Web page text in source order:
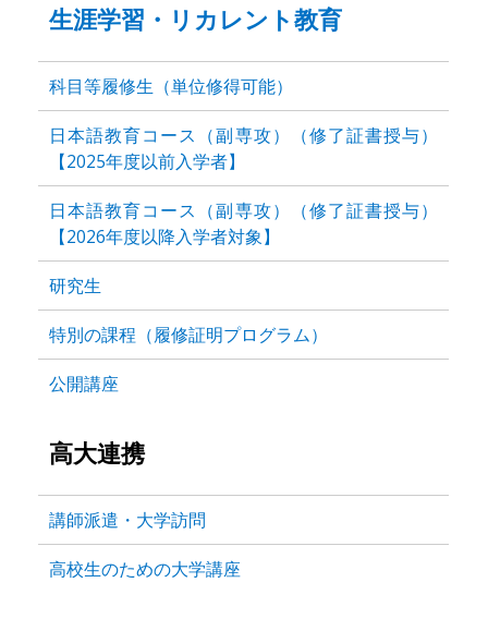
生涯学習・リカレント教育
科目等履修生（単位修得可能）
日本語教育コース（副専攻）（修了証書授与）
【2025年度以前入学者】
日本語教育コース（副専攻）（修了証書授与）
【2026年度以降入学者対象】
研究生
特別の課程（履修証明プログラム）
公開講座
高大連携
講師派遣・大学訪問
高校生のための大学講座